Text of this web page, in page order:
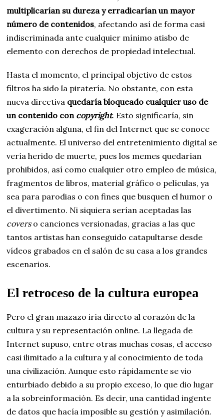
multiplicarían su dureza y erradicarían un mayor
número de contenidos, afectando así de forma casi
indiscriminada ante cualquier mínimo atisbo de
elemento con derechos de propiedad intelectual.
Hasta el momento, el principal objetivo de estos
filtros ha sido la piratería. No obstante, con esta
nueva directiva quedaría bloqueado cualquier uso de
un contenido con copyright. Esto significaría, sin
exageración alguna, el fin del Internet que se conoce
actualmente. El universo del entretenimiento digital se
vería herido de muerte, pues los memes quedarían
prohibidos, así como cualquier otro empleo de música,
fragmentos de libros, material gráfico o películas, ya
sea para parodias o con fines que busquen el humor o
el divertimento. Ni siquiera serían aceptadas las
coverso canciones versionadas, gracias a las que
tantos artistas han conseguido catapultarse desde
vídeos grabados en el salón de su casa a los grandes
escenarios.
El retroceso de la cultura europea
Pero el gran mazazo iría directo al corazón de la
cultura y su representación online. La llegada de
Internet supuso, entre otras muchas cosas, el acceso
casi ilimitado a la cultura y al conocimiento de toda
una civilización. Aunque esto rápidamente se vio
enturbiado debido a su propio exceso, lo que dio lugar
a la sobreinformación. Es decir, una cantidad ingente
de datos que hacía imposible su gestión y asimilación.